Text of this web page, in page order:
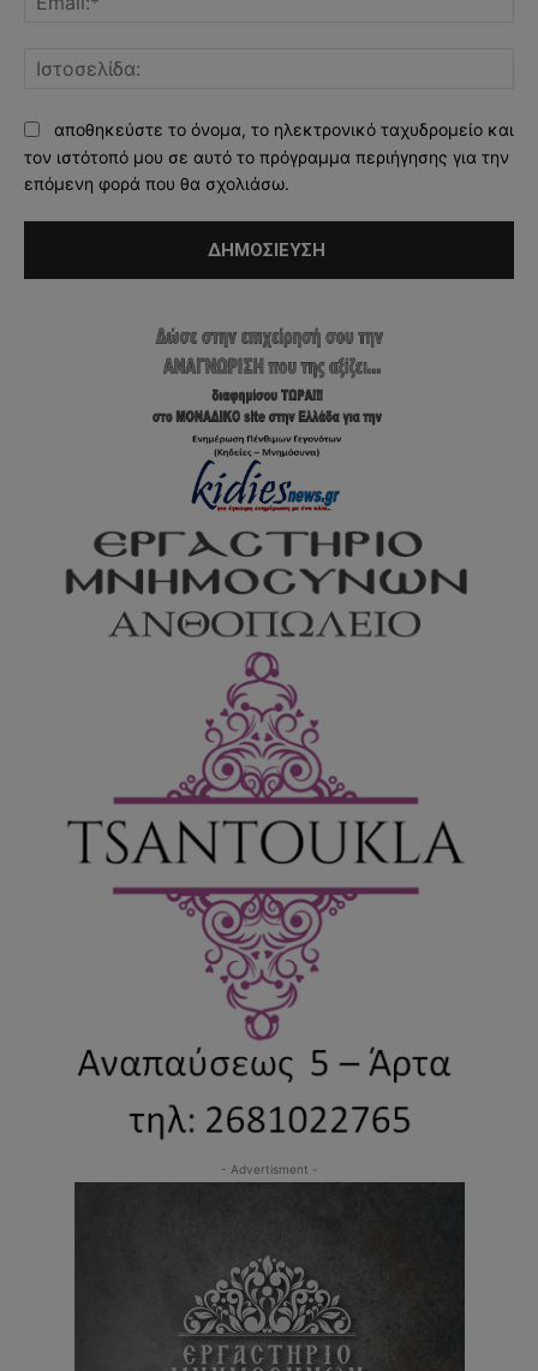
αποθηκεύστε το όνομα, το ηλεκτρονικό ταχυδρομείο και
τον ιστότοπό μου σε αυτό το πρόγραμμα περιήγησης για την
επόμενη φορά που θα σχολιάσω.
- Advertisment -